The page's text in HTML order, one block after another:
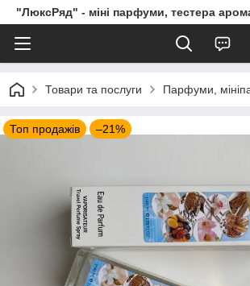
"ЛюксРяд" - міні парфуми, тестера
Товари та послуги Парфуми,
Топ продажів –21%